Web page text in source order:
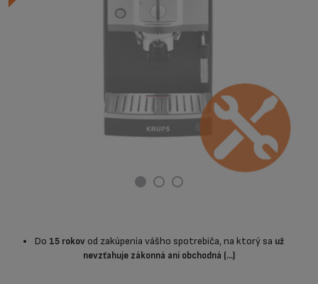
Do 15 rokovod zakúpenia vášho spotrebiča, na ktorý sa už
nevzťahuje zákonná ani obchodná (...)